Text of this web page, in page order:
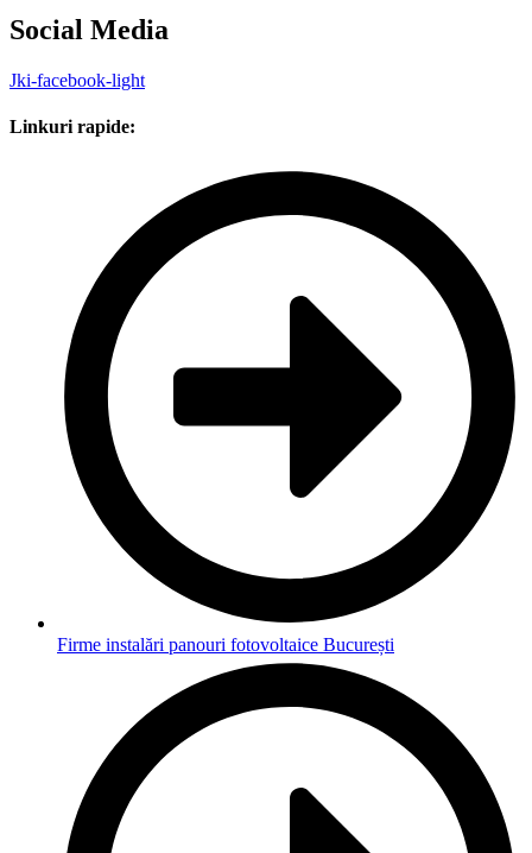
Social Media
Jki-facebook-light
Linkuri rapide:
Firme instalări panouri fotovoltaice București